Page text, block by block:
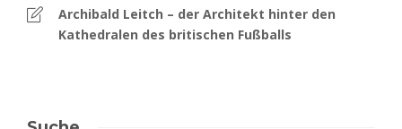
Archibald Leitch – der Architekt hinter den
Kathedralen des britischen Fußballs